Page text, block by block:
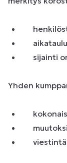
sijainti
Yhden